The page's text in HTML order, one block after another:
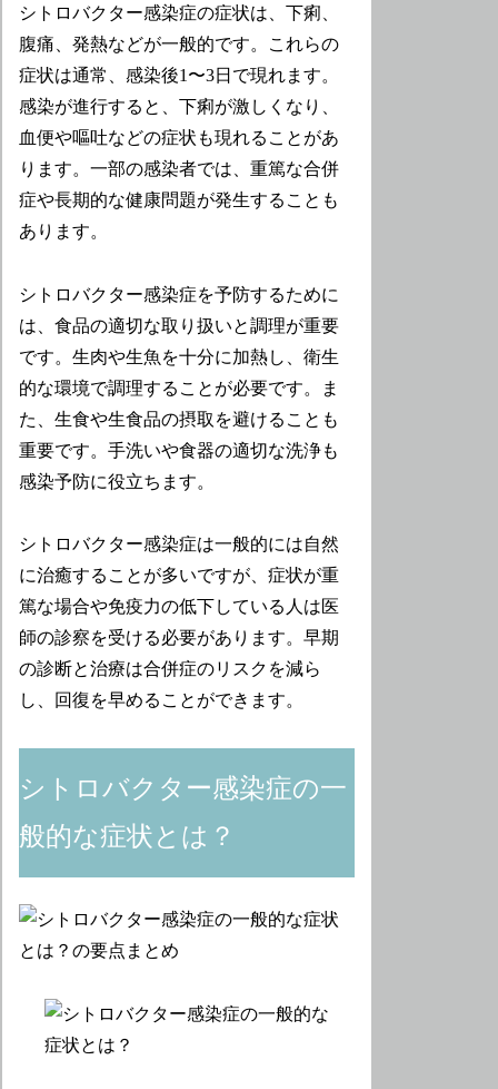
シトロバクター感染症の症状は、下痢、
腹痛、発熱などが一般的です。これらの
症状は通常、感染後1〜3日で現れます。
感染が進行すると、下痢が激しくなり、
血便や嘔吐などの症状も現れることがあ
ります。一部の感染者では、重篤な合併
症や長期的な健康問題が発生することも
あります。
シトロバクター感染症を予防するために
は、食品の適切な取り扱いと調理が重要
です。生肉や生魚を十分に加熱し、衛生
的な環境で調理することが必要です。ま
た、生食や生食品の摂取を避けることも
重要です。手洗いや食器の適切な洗浄も
感染予防に役立ちます。
シトロバクター感染症は一般的には自然
に治癒することが多いですが、症状が重
篤な場合や免疫力の低下している人は医
師の診察を受ける必要があります。早期
の診断と治療は合併症のリスクを減ら
し、回復を早めることができます。
シトロバクター感染症の一
般的な症状とは？